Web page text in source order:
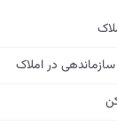
در املاک